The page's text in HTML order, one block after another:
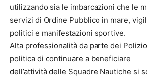
utilizzando sia le imbarcazioni che le
servizi di Ordine Pubblico in mare,
politici e manifestazioni sportive.
Alta professionalità da parte dei
politica di continuare a beneficiare
dell’attività delle Squadre Nautiche si